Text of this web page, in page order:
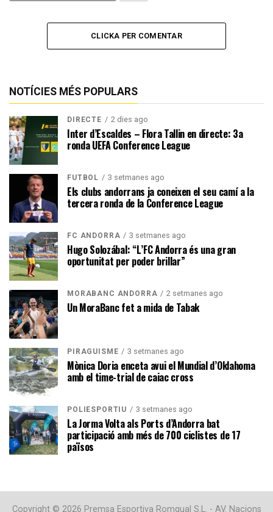
CLICKA PER COMENTAR
NOTÍCIES MÉS POPULARS
DIRECTE 2 dies ago
Inter d’Escaldes – Flora Tallin en directe: 3a
ronda UEFA Conference League
FUTBOL 3 setmanes ago
Els clubs andorrans ja coneixen el seu camí a la
tercera ronda de la Conference League
FC ANDORRA 3 setmanes ago
Hugo Solozábal: “L’FC Andorra és una gran
oportunitat per poder brillar”
MORABANC ANDORRA 2 setmanes ago
Un MoraBanc fet a mida de Tabak
PIRAGÜISME 3 setmanes ago
Mònica Doria enceta avui el Mundial d’Oklahoma
amb el time-trial de caiac cross
POLIESPORTIU 3 setmanes ago
La Jorma Volta als Ports d’Andorra bat
participació amb més de 700 ciclistes de 17
països
Copyright © 2026 Premsa Esportiva Romgual S.L. - AV. Nacions